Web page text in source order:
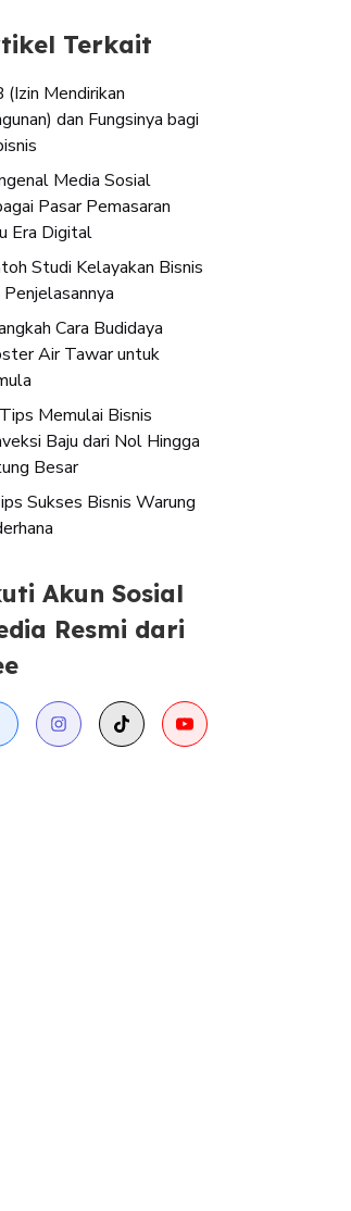
Terkait
(Izin Mendirikan
dan Fungsinya bagi
Media Sosial
Pasar Pemasaran
Era Digital
Studi Kelayakan Bisnis
Penjelasannya
Cara Budidaya
Air Tawar untuk
Memulai Bisnis
Baju dari Nol Hingga
Besar
Sukses Bisnis Warung
Akun Sosial
Resmi dari